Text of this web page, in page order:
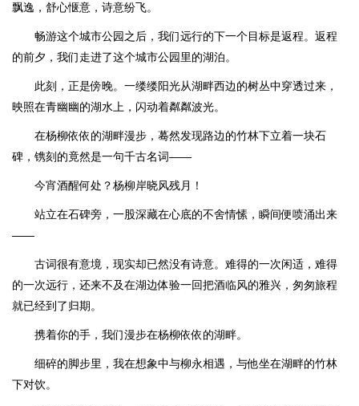
飘逸，舒心惬意，诗意纷飞。
畅游这个城市公园之后，我们远行的下一个目标是返程。返程
的前夕，我们走进了这个城市公园里的湖泊。
此刻，正是傍晚。一缕缕阳光从湖畔西边的树丛中穿透过来，
映照在青幽幽的湖水上，闪动着粼粼波光。
在杨柳依依的湖畔漫步，蓦然发现路边的竹林下立着一块石
碑，镌刻的竟然是一句千古名词——
今宵酒醒何处？杨柳岸晓风残月！
站立在石碑旁，一股深藏在心底的不舍情愫，瞬间便喷涌出来
——
古词很有意境，现实却已然没有诗意。难得的一次闲适，难得
的一次远行，还来不及在湖边体验一回把酒临风的雅兴，匆匆旅程
就已经到了归期。
携着你的手，我们漫步在杨柳依依的湖畔。
细碎的脚步里，我在想象中与柳永相遇，与他坐在湖畔的竹林
下对饮。